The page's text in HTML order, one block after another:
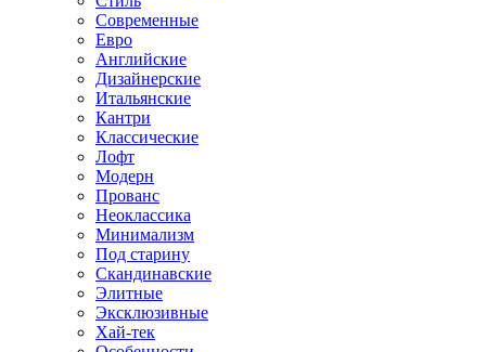
Современные
Евро
Английские
Дизайнерские
Итальянские
Кантри
Классические
Лофт
Модерн
Прованс
Неоклассика
Минимализм
Под старину
Скандинавские
Элитные
Эксклюзивные
Хай-тек